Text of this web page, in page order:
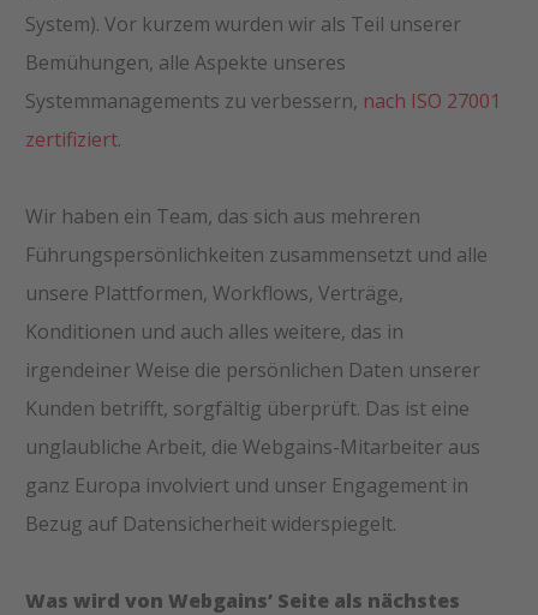
System). Vor kurzem wurden wir als Teil unserer
Bemühungen, alle Aspekte unseres
Systemmanagements zu verbessern, nach ISO 27001
zertifiziert.
Wir haben ein Team, das sich aus mehreren
Führungspersönlichkeiten zusammensetzt und alle
unsere Plattformen, Workflows, Verträge,
Konditionen und auch alles weitere, das in
irgendeiner Weise die persönlichen Daten unserer
Kunden betrifft, sorgfältig überprüft. Das ist eine
unglaubliche Arbeit, die Webgains-Mitarbeiter aus
ganz Europa involviert und unser Engagement in
Bezug auf Datensicherheit widerspiegelt.
Was wird von Webgains’ Seite als nächstes